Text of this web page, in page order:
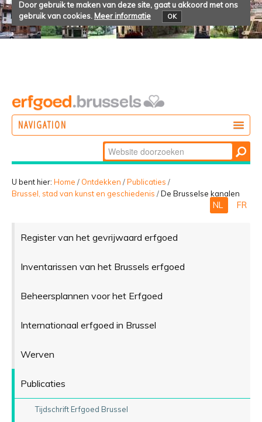
Door gebruik te maken van deze site, gaat u akkoord met ons
gebruik van cookies. Meer informatie OK
NAVIGATION
BELEVEN
Zoek
Geavanceerd
zoeken...
U bent hier: Home / Ontdekken /Publicaties /
Brussel, stad van kunst en geschiedenis /De Brusselse kanalen
NL FR
Register van het gevrijwaard erfgoed
Inventarissen van het Brussels erfgoed
Beheersplannen voor het Erfgoed
Internationaal erfgoed in Brussel
Werven
Publicaties
Tijdschrift Erfgoed Brussel